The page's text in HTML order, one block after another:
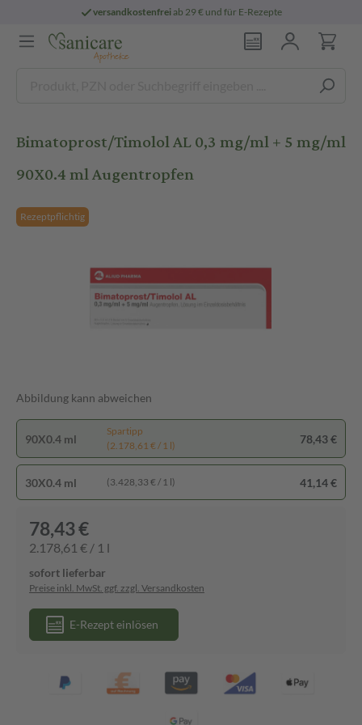
versandkostenfreiab 29 € und für E-Rezepte
Bimatoprost/Timolol AL 0,3 mg/ml + 5 mg/ml
90X0.4 ml Augentropfen
Rezeptpflichtig
Abbildung kann abweichen
90X0.4 ml
Spartipp
(2.178,61 € / 1 l)
78,43 €
30X0.4 ml (3.428,33 € / 1 l) 41,14 €
78,43 €
2.178,61 € / 1 l
sofort lieferbar
Preise inkl. MwSt. ggf. zzgl. Versandkosten
E-Rezept einlösen